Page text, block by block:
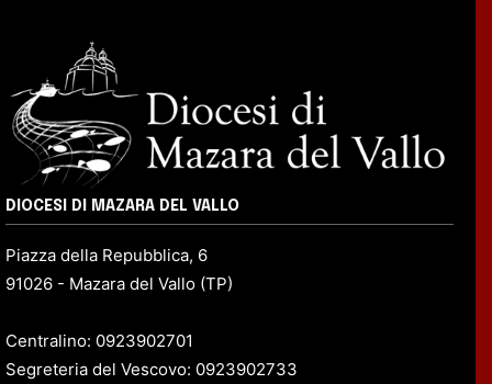
DIOCESI DI MAZARA DEL VALLO
Piazza della Repubblica, 6
91026 - Mazara del Vallo (TP)
Centralino: 0923902701
Segreteria del Vescovo: 0923902733